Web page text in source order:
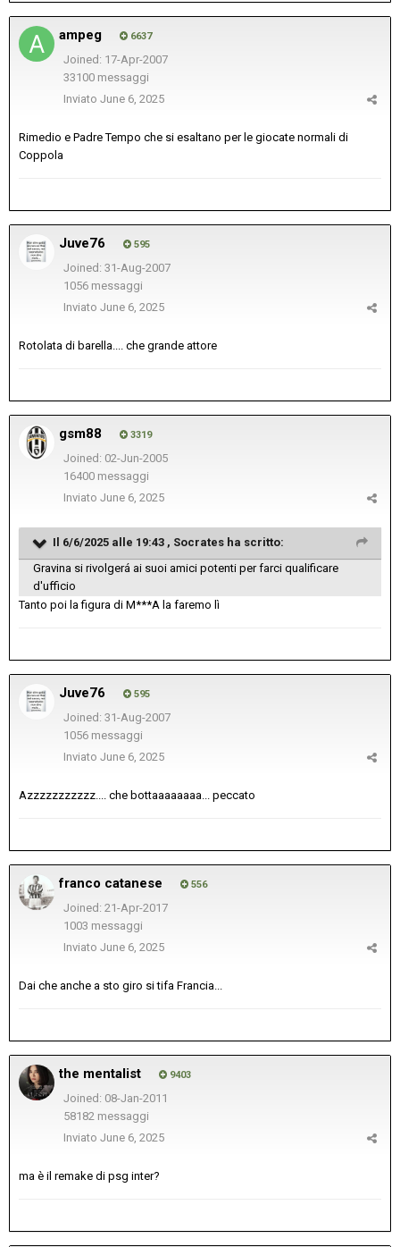
ampeg 6637
Joined: 17-Apr-2007
33100 messaggi
Inviato June 6, 2025
Rimedio e Padre Tempo che si esaltano per le giocate normali di
Coppola
Juve76 595
Joined: 31-Aug-2007
1056 messaggi
Inviato June 6, 2025
Rotolata di barella.... che grande attore
gsm88 3319
Joined: 02-Jun-2005
16400 messaggi
Inviato June 6, 2025
Il 6/6/2025 alle 19:43 , Socrates ha scritto:
Gravina si rivolgerá ai suoi amici potenti per farci qualificare
d'ufficio
Tanto poi la figura di M***A la faremo lì
Juve76 595
Joined: 31-Aug-2007
1056 messaggi
Inviato June 6, 2025
Azzzzzzzzzzz.... che bottaaaaaaaa... peccato
franco catanese 556
Joined: 21-Apr-2017
1003 messaggi
Inviato June 6, 2025
Dai che anche a sto giro si tifa Francia...
the mentalist 9403
Joined: 08-Jan-2011
58182 messaggi
Inviato June 6, 2025
ma è il remake di psg inter?